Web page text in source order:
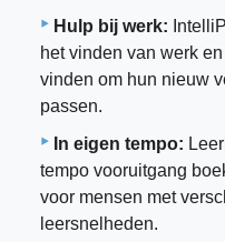
Hulp bij werk:
het vinden van werk
vinden om hun nieuw
passen.
In eigen tempo:
tempo vooruitgang
voor mensen met
leersnelheden.